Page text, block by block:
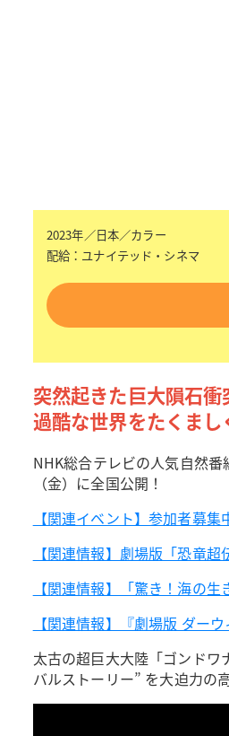
2023年／日本／カラー
配給：ユナイテッド・シネマ
突然起きた巨大隕石衝
過酷な世界をたくま
NHK総合テレビの人気自然番
（金）に全国公開！
【関連イベント】参加者募
【関連情報】劇場版「恐竜
【関連情報】「驚き！海の
【関連情報】『劇場版 ダー
太古の超巨大大陸「ゴンドワ
バルストーリー” を大迫力の